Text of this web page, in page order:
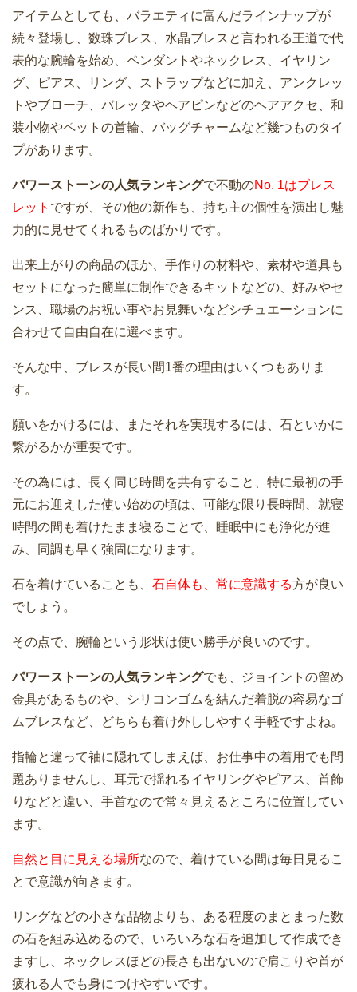
アイテムとしても、バラエティに富んだラインナップが
続々登場し、数珠ブレス、水晶ブレスと言われる王道で代
表的な腕輪を始め、ペンダントやネックレス、イヤリン
グ、ピアス、リング、ストラップなどに加え、アンクレッ
トやブローチ、バレッタやヘアピンなどのヘアアクセ、和
装小物やペットの首輪、バッグチャームなど幾つものタイ
プがあります。
パワーストーンの人気ランキングで不動のNo. 1はブレス
レット ですが、その他の新作も、持ち主の個性を演出し魅
力的に見せてくれるものばかりです。
出来上がりの商品のほか、手作りの材料や、素材や道具も
セットになった簡単に制作できるキットなどの、好みやセ
ンス、職場のお祝い事やお見舞いなどシチュエーションに
合わせて自由自在に選べます。
そんな中、ブレスが長い間1番の理由はいくつもありま
す。
願いをかけるには、またそれを実現するには、石といかに
繋がるかが重要です。
その為には、長く同じ時間を共有すること、特に最初の手
元にお迎えした使い始めの頃は、可能な限り長時間、就寝
時間の間も着けたまま寝ることで、睡眠中にも浄化が進
み、同調も早く強固になります。
石を着けていることも、 石自体も、常に意識する方が良い
でしょう。
その点で、腕輪という形状は使い勝手が良いのです。
パワーストーンの人気ランキングでも、ジョイントの留め
金具があるものや、シリコンゴムを結んだ着脱の容易なゴ
ムブレスなど、どちらも着け外ししやすく手軽ですよね。
指輪と違って袖に隠れてしまえば、お仕事中の着用でも問
題ありませんし、耳元で揺れるイヤリングやピアス、首飾
りなどと違い、手首なので常々見えるところに位置してい
ます。
自然と目に見える場所なので、着けている間は毎日見るこ
とで意識が向きます。
リングなどの小さな品物よりも、ある程度のまとまった数
の石を組み込めるので、いろいろな石を追加して作成でき
ますし、ネックレスほどの長さも出ないので肩こりや首が
疲れる人でも身につけやすいです。